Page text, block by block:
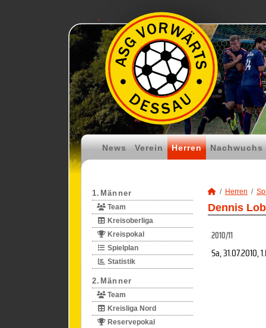
News Verein Herren Nachwuchs
1.Männer
Team
Kreisoberliga
Kreispokal
Spielplan
Statistik
2.Männer
Team
Kreisliga Nord
Reservepokal
Herren
Dennis
2010/11
Sa, 31.07.2010,